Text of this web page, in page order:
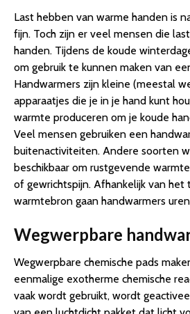
Last hebben van warme handen is
fijn. Toch zijn er veel mensen die
handen. Tijdens de koude
om gebruik te kunnen maken van
Handwarmers zijn kleine (meestal
apparaatjes die je in je hand kunt
warmte produceren om je koude
Veel mensen gebruiken een
buitenactiviteiten. Andere soorten
beschikbaar om rustgevende
of gewrichtspijn. Afhankelijk van het
warmtebron gaan handwarmers
Wegwerpbare
Wegwerpbare chemische pads
eenmalige exotherme chemische
vaak wordt gebruikt, wordt